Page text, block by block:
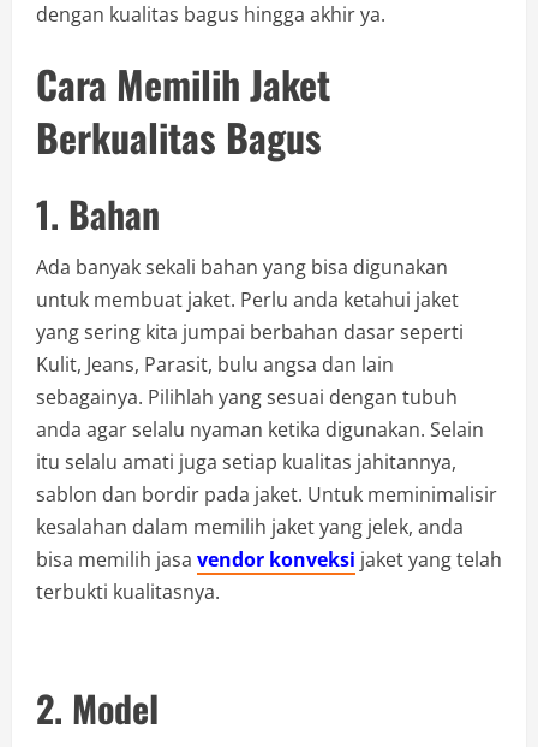
dengan kualitas bagus hingga akhir ya.
Cara Memilih Jaket
Berkualitas Bagus
1. Bahan
Ada banyak sekali bahan yang bisa digunakan
untuk membuat jaket. Perlu anda ketahui jaket
yang sering kita jumpai berbahan dasar seperti
Kulit, Jeans, Parasit, bulu angsa dan lain
sebagainya. Pilihlah yang sesuai dengan tubuh
anda agar selalu nyaman ketika digunakan. Selain
itu selalu amati juga setiap kualitas jahitannya,
sablon dan bordir pada jaket. Untuk meminimalisir
kesalahan dalam memilih jaket yang jelek, anda
bisa memilih jasa vendor konveksi jaket yang telah
terbukti kualitasnya.
2. Model